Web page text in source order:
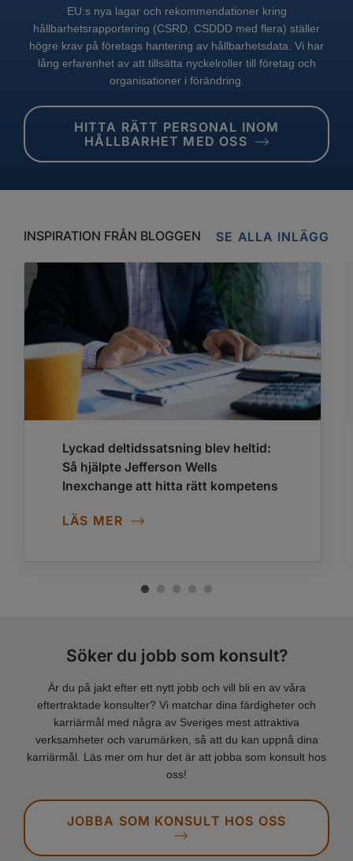
EU:s nya lagar och rekommendationer kring
hållbarhetsrapportering (CSRD, CSDDD med flera) ställer
högre krav på företags hantering av hållbarhetsdata. Vi har
lång erfarenhet av att tillsätta nyckelroller till företag och
organisationer i förändring.
HITTA RÄTT PERSONAL INOM
HÅLLBARHET MED OSS
INSPIRATION FRÅN BLOGGEN SE ALLA INLÄGG
Lyckad deltidssatsning blev heltid:
Så hjälpte Jefferson Wells
Inexchange att hitta rätt kompetens
LÄS MER
Söker du jobb som konsult?
Är du på jakt efter ett nytt jobb och vill bli en av våra
eftertraktade konsulter? Vi matchar dina färdigheter och
karriärmål med några av Sveriges mest attraktiva
verksamheter och varumärken, så att du kan uppnå dina
karriärmål. Läs mer om hur det är att jobba som konsult hos
oss!
JOBBA SOM KONSULT HOS OSS